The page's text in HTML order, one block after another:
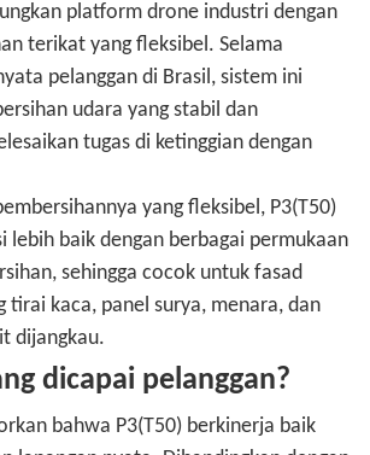
platform drone industri dengan
terikat yang fleksibel. Selama
pelanggan di Brasil, sistem ini
udara yang stabil dan
tugas di ketinggian dengan
yang fleksibel, P3(T50)
lebih baik dengan berbagai permukaan
sehingga cocok untuk fasad
tirai kaca, panel surya, menara, dan
dijangkau.
dicapai pelanggan?
bahwa P3(T50) berkinerja baik